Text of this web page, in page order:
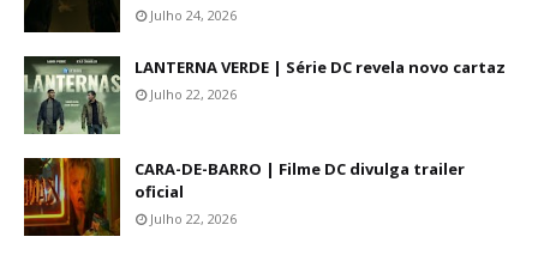
Julho 24, 2026
LANTERNA VERDE | Série DC revela novo cartaz
Julho 22, 2026
CARA-DE-BARRO | Filme DC divulga trailer
oficial
Julho 22, 2026